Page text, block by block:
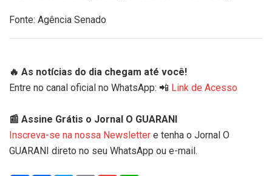
Fonte: Agência Senado
🔥 As notícias do dia chegam até você!
Entre no canal oficial no WhatsApp: 📲 Link de Acesso
📰 Assine Grátis o Jornal O GUARANI
Inscreva-se na nossa Newsletter e tenha o Jornal O
GUARANI direto no seu WhatsApp ou e-mail.